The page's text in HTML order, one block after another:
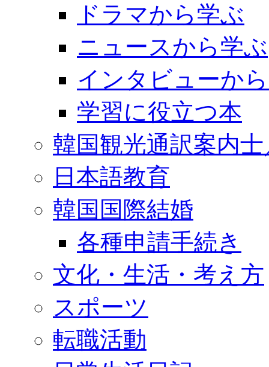
ドラマから学ぶ
ニュースから学ぶ
インタビューか
学習に役立つ本
韓国観光通訳案内
日本語教育
韓国国際結婚
各種申請手続き
文化・生活・考え方
スポーツ
転職活動